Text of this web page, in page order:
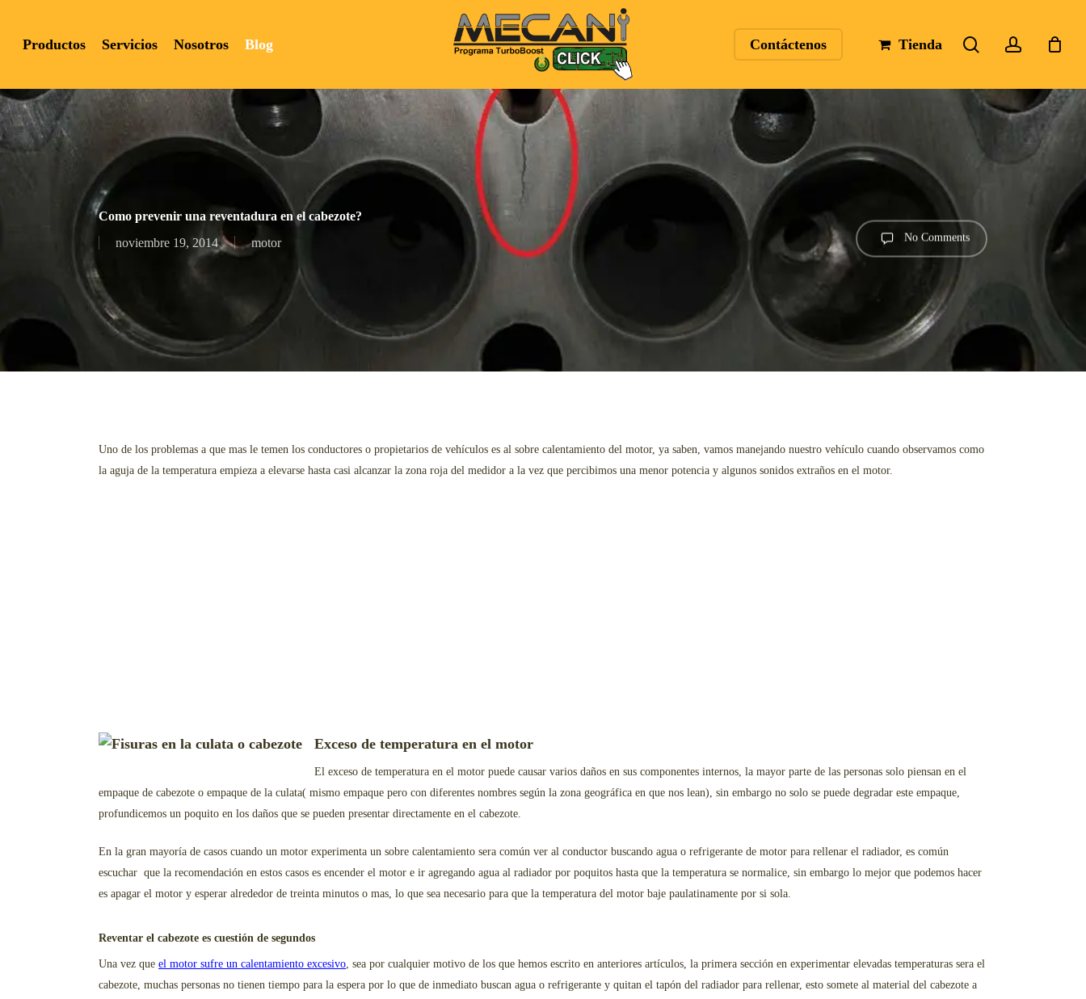
Hit enter to search or ESC to close
Productos Servicios Nosotros Blog Contáctenos Tienda searchaccount
Como prevenir una reventadura en el cabezote?
noviembre 19, 2014 motor No Comments
Uno de los problemas a que mas le temen los conductores o propietarios de vehículos es al sobre calentamiento del motor, ya saben, vamos manejando nuestro vehículo cuando observamos como
la aguja de la temperatura empieza a elevarse hasta casi alcanzar la zona roja del medidor a la vez que percibimos una menor potencia y algunos sonidos extraños en el motor.
Exceso de temperatura en el motor
El exceso de temperatura en el motor puede causar varios daños en sus componentes internos, la mayor parte de las personas solo piensan en el
empaque de cabezote o empaque de la culata( mismo empaque pero con diferentes nombres según la zona geográfica en que nos lean), sin embargo no solo se puede degradar este empaque,
profundicemos un poquito en los daños que se pueden presentar directamente en el cabezote.
En la gran mayoría de casos cuando un motor experimenta un sobre calentamiento sera común ver al conductor buscando agua o refrigerante de motor para rellenar el radiador, es común
escuchar que la recomendación en estos casos es encender el motor e ir agregando agua al radiador por poquitos hasta que la temperatura se normalice, sin embargo lo mejor que podemos hacer
es apagar el motor y esperar alrededor de treinta minutos o mas, lo que sea necesario para que la temperatura del motor baje paulatinamente por si sola.
Reventar el cabezote es cuestión de segundos
Una vez que el motor sufre un calentamiento excesivo, sea por cualquier motivo de los que hemos escrito en anteriores artículos, la primera sección en experimentar elevadas temperaturas sera el
cabezote, muchas personas no tienen tiempo para la espera por lo que de inmediato buscan agua o refrigerante y quitan el tapón del radiador para rellenar, esto somete al material del cabezote a